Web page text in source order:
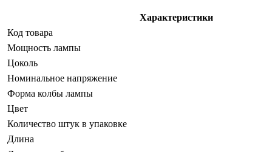
Характеристики
Код товара
Мощность лампы
Цоколь
Номинальное напряжение
Форма колбы лампы
Цвет
Количество штук в упаковке
Длина